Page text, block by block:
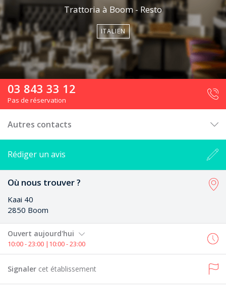
Trattoria à Boom - Resto
ITALIEN
03 843 33 12
Pas de réservation
Autres contacts
Rédiger un avis
Où nous trouver ?
Kaai 40
2850 Boom
Ouvert aujourd'hui
10:00 - 23:00 |10:00 - 23:00
Signaler cet établissement